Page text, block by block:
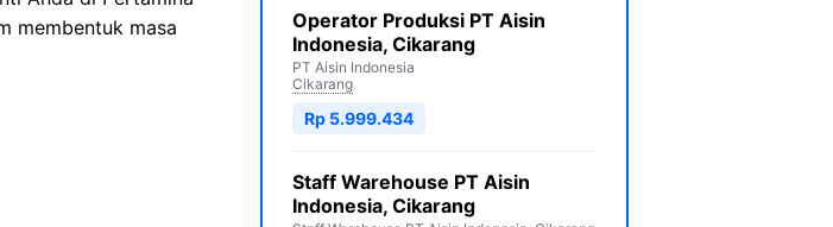
membentuk masa
Operator Produksi PT Aisin
Indonesia, Cikarang
PT Aisin Indonesia
Cikarang
Rp 5.999.434
Staff Warehouse PT Aisin
Indonesia, Cikarang